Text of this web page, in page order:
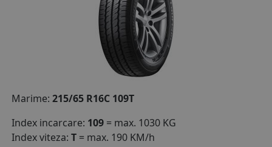
BLOG
B2B - COLABORARE COMPANII
CONTACT
Marime: 215/65 R16C 109T
Index incarcare: 109 = max. 1030 KG
Index viteza: T = max. 190 KM/h